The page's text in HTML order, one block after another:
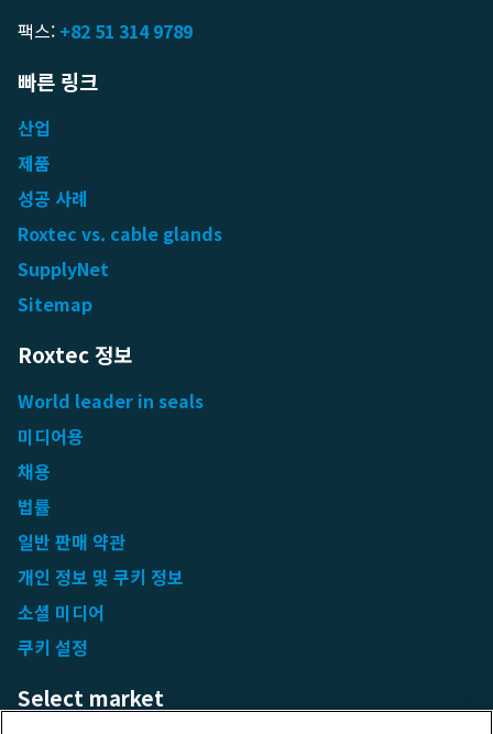
팩스: +82 51 314 9789
빠른 링크
산업
제품
성공 사례
Roxtec vs. cable glands
SupplyNet
Sitemap
Roxtec 정보
World leader in seals
미디어용
채용
법률
일반 판매 약관
개인 정보 및 쿠키 정보
소셜 미디어
쿠키 설정
Select market